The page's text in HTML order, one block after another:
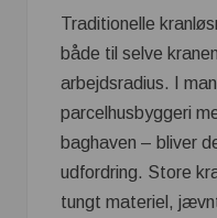
Traditionelle
både til selve
arbejdsradius. I
parcelhusbyggeri
baghaven – bliver
udfordring. Store
tungt materiel,